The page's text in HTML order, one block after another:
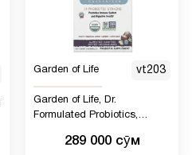
Garden of Life vt203
Garden of Life, Dr.
Formulated Probiotics,
органических ягод и вишни,
289 000 сӯм